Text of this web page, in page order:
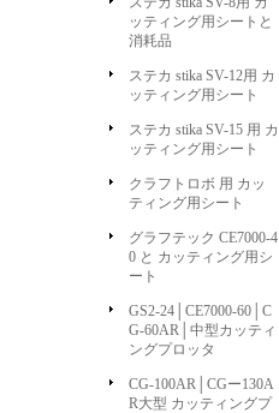
ッティング用シートと
消耗品
ステカ stika SV-12用 カ
ッティング用シート
ステカ stika SV-15 用 カ
ッティング用シート
クラフトロボ 用 カッ
ティング用シート
グラフテック CE7000-4
0 と カッティング用シ
ート
GS2-24│CE7000-60│C
G-60AR│中型カッティ
ングプロッタ
CG-100AR│CGー130A
R大型 カッティングプ